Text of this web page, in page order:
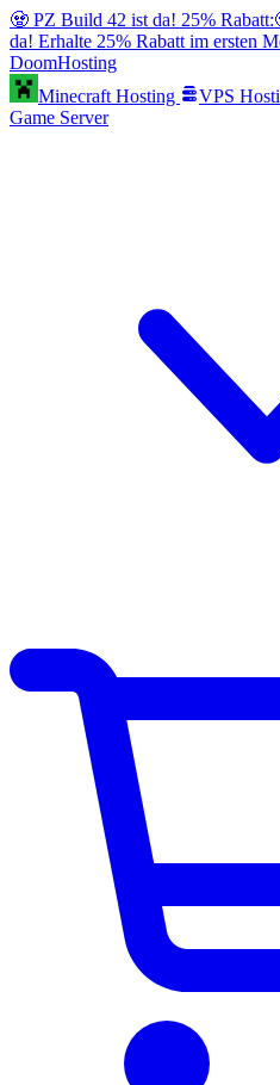
🧟 PZ Build 42 ist da! 25% Rabatt:
da! Erhalte 25% Rabatt im ersten
DoomHosting
Minecraft Hosting
VPS
Game Server